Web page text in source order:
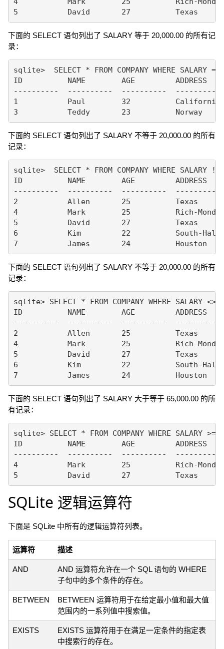
下面的 SELECT 语句列出了 SALARY 等于 20,000.00 的所有记
录：
sqlite>  SELECT * FROM COMPANY WHERE SALARY =
ID          NAME        AGE         ADDRESS
----------  ----------  ----------  ----------
1           Paul        32          California
下面的 SELECT 语句列出了 SALARY 不等于 20,000.00 的所有
记录：
sqlite>  SELECT * FROM COMPANY WHERE SALARY
ID          NAME        AGE         ADDRESS
----------  ----------  ----------  ----------
2           Allen       25          Texas
4           Mark        25          Rich-Mond
5           David       27          Texas
6           Kim         22          South-Hall
下面的 SELECT 语句列出了 SALARY 不等于 20,000.00 的所有
记录：
sqlite> SELECT * FROM COMPANY WHERE SALARY <>
ID          NAME        AGE         ADDRESS
----------  ----------  ----------  ----------
2           Allen       25          Texas
4           Mark        25          Rich-Mond
5           David       27          Texas
6           Kim         22          South-Hall
下面的 SELECT 语句列出了 SALARY 大于等于 65,000.00 的所
有记录：
sqlite> SELECT * FROM COMPANY WHERE SALARY >=
ID          NAME        AGE         ADDRESS
----------  ----------  ----------  ----------
4           Mark        25          Rich-Mond
SQLite 逻辑运算符
下面是 SQLite 中所有的逻辑运算符列表。
运算符 描述
AND
AND 运算符允许在一个 SQL 语句的 WHERE
子句中的多个条件的存在。
BETWEEN
BETWEEN 运算符用于在给定最小值和最大值
范围内的一系列值中搜索值。
EXISTS
EXISTS 运算符用于在满足一定条件的指定表
中搜索行的存在。